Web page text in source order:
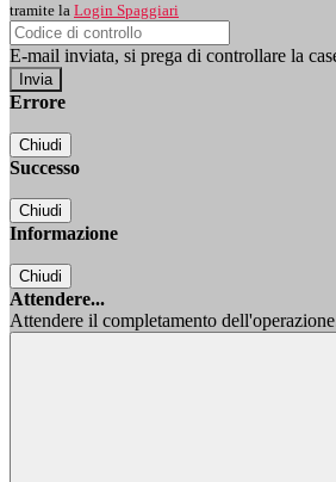
tramite la Login Spaggiari
E-mail inviata, si prega di controllare la
Errore
Chiudi
Successo
Chiudi
Informazione
Chiudi
Attendere...
Attendere il completamento